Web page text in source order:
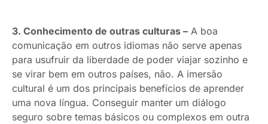
3. Conhecimento de outras culturas – A boa
comunicação em outros idiomas não serve apenas
para usufruir da liberdade de poder viajar sozinho e
se virar bem em outros países, não. A imersão
cultural é um dos principais benefícios de aprender
uma nova língua. Conseguir manter um diálogo
seguro sobre temas básicos ou complexos em outra